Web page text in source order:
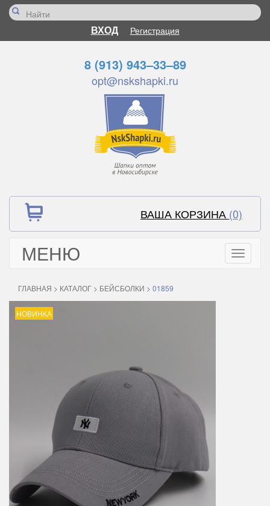
ВХОД Регистрация
8 (913) 943–33–89
opt@nskshapki.ru
ВАША КОРЗИНА (0)
МЕНЮ
Toggle
ГЛАВНАЯ > КАТАЛОГ > БЕЙСБОЛКИ > 01859
НОВИНКА